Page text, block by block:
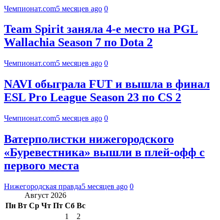
Чемпионат.com5 месяцев ago 0
Team Spirit заняла 4-е место на PGL
Wallachia Season 7 по Dota 2
Чемпионат.com5 месяцев ago 0
NAVI обыграла FUT и вышла в финал
ESL Pro League Season 23 по CS 2
Чемпионат.com5 месяцев ago 0
Ватерполистки нижегородского
«Буревестника» вышли в плей-офф с
первого места
Нижегородская правда5 месяцев ago 0
Август 2026
Пн Вт Ср Чт Пт Сб Вс
1
2